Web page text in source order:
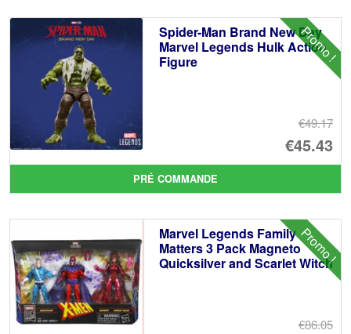
Promo !
Spider-Man Brand New Day
Marvel Legends Hulk Action
Figure
€49.17
Le
€45.43
Le
PRÉ COMMANDE
Promo !
Marvel Legends Family
Matters 3 Pack Magneto
Quicksilver and Scarlet Witch
€86.05